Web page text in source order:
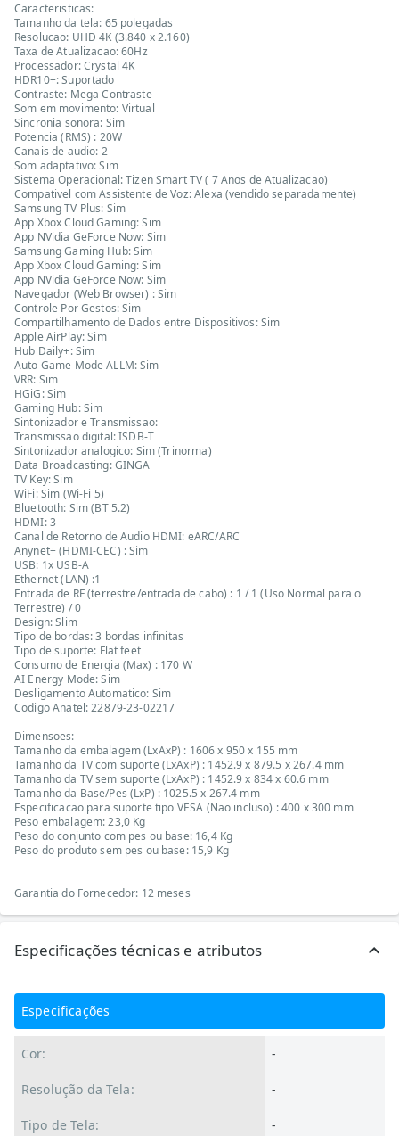
Caracteristicas:
Tamanho da tela: 65 polegadas
Resolucao: UHD 4K (3.840 x 2.160)
Taxa de Atualizacao: 60Hz
Processador: Crystal 4K
HDR10+: Suportado
Contraste: Mega Contraste
Som em movimento: Virtual
Sincronia sonora: Sim
Potencia (RMS) : 20W
Canais de audio: 2
Som adaptativo: Sim
Sistema Operacional: Tizen Smart TV ( 7 Anos de Atualizacao)
Compativel com Assistente de Voz: Alexa (vendido separadamente)
Samsung TV Plus: Sim
App Xbox Cloud Gaming: Sim
App NVidia GeForce Now: Sim
Samsung Gaming Hub: Sim
App Xbox Cloud Gaming: Sim
App NVidia GeForce Now: Sim
Navegador (Web Browser) : Sim
Controle Por Gestos: Sim
Compartilhamento de Dados entre Dispositivos: Sim
Apple AirPlay: Sim
Hub Daily+: Sim
Auto Game Mode ALLM: Sim
VRR: Sim
HGiG: Sim
Gaming Hub: Sim
Sintonizador e Transmissao:
Transmissao digital: ISDB-T
Sintonizador analogico: Sim (Trinorma)
Data Broadcasting: GINGA
TV Key: Sim
WiFi: Sim (Wi-Fi 5)
Bluetooth: Sim (BT 5.2)
HDMI: 3
Canal de Retorno de Audio HDMI: eARC/ARC
Anynet+ (HDMI-CEC) : Sim
USB: 1x USB-A
Ethernet (LAN) :1
Entrada de RF (terrestre/entrada de cabo) : 1 / 1 (Uso Normal para o
Terrestre) / 0
Design: Slim
Tipo de bordas: 3 bordas infinitas
Tipo de suporte: Flat feet
Consumo de Energia (Max) : 170 W
AI Energy Mode: Sim
Desligamento Automatico: Sim
Codigo Anatel: 22879-23-02217
Dimensoes:
Tamanho da embalagem (LxAxP) : 1606 x 950 x 155 mm
Tamanho da TV com suporte (LxAxP) : 1452.9 x 879.5 x 267.4 mm
Tamanho da TV sem suporte (LxAxP) : 1452.9 x 834 x 60.6 mm
Tamanho da Base/Pes (LxP) : 1025.5 x 267.4 mm
Especificacao para suporte tipo VESA (Nao incluso) : 400 x 300 mm
Peso embalagem: 23,0 Kg
Peso do conjunto com pes ou base: 16,4 Kg
Peso do produto sem pes ou base: 15,9 Kg
Garantia do Fornecedor: 12 meses
Especificações técnicas e atributos
Especificações
Cor: -
Resolução da Tela: -
Tipo de Tela: -